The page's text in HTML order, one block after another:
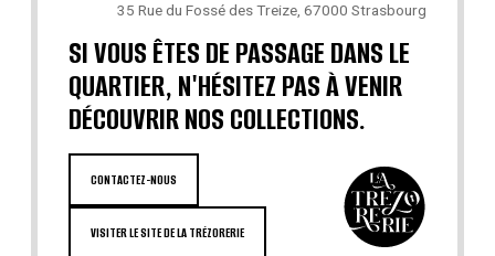
35 Rue du Fossé des Treize, 67000 Strasbourg
SI VOUS ÊTES DE PASSAGE DANS LE
QUARTIER, N'HÉSITEZ PAS À VENIR
DÉCOUVRIR NOS COLLECTIONS.
CONTACTEZ-NOUS
VISITER LE SITE DE LA TRÉZORERIE